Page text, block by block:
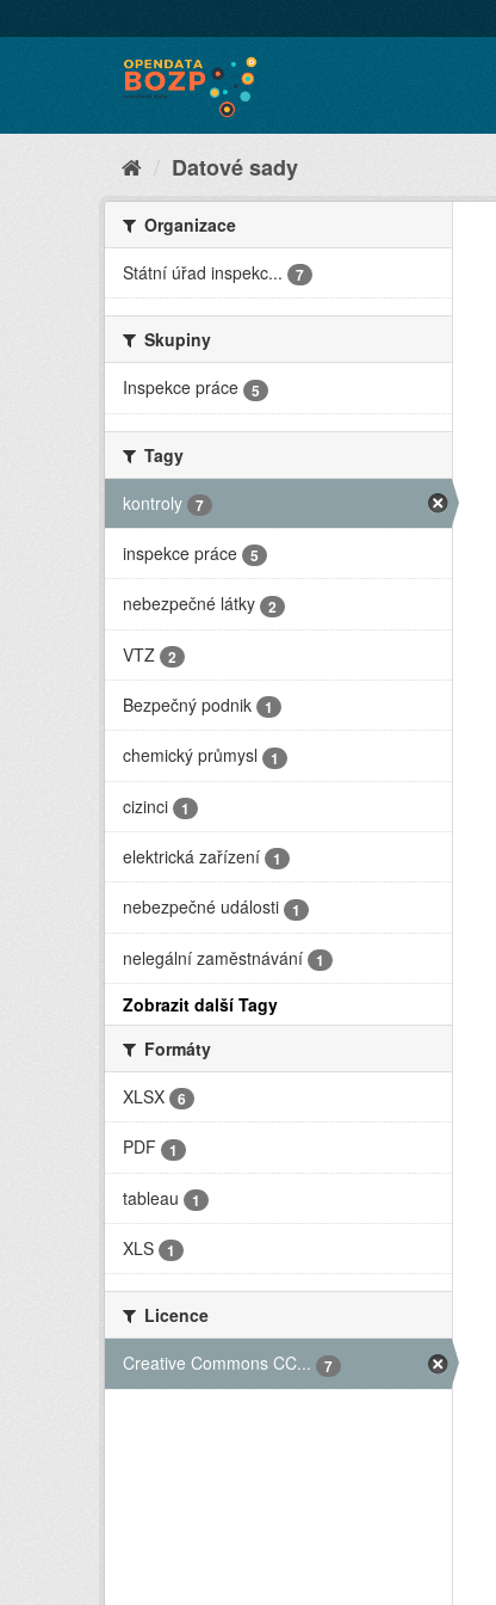
Datové sady
Organizace
Státní úřad inspekc...
7
Skupiny
Inspekce práce
5
Tagy
kontroly
7
inspekce práce 5
nebezpečné látky 2
VTZ 2
Bezpečný podnik 1
chemický průmysl 1
cizinci 1
elektrická zařízení 1
nebezpečné události 1
nelegální zaměstnávání 1
Zobrazit další Tagy
Formáty
XLSX
6
PDF 1
tableau 1
XLS 1
Licence
Creative Commons CC...
7